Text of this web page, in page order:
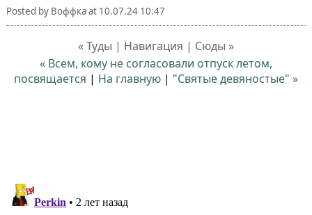
Posted by Воффкаat 10.07.24 10:47
« Туды | Навигация | Сюды »
« Всем, кому не согласовали отпуск летом,
посвящается | На главную | "Святые девяностые" »